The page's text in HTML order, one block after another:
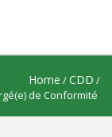
Home /CDD /
de Conformité